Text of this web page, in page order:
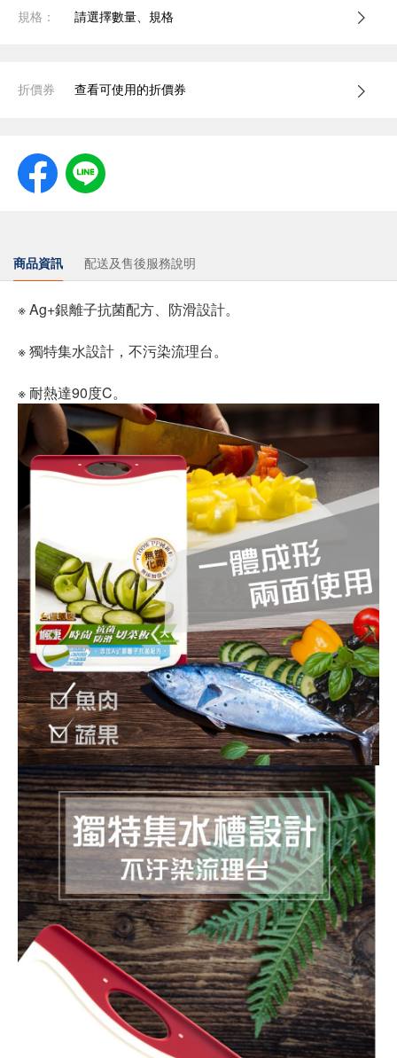
規格： 請選擇數量、規格
折價券 查看可使用的折價券
商品資訊 配送及售後服務說明
※ Ag+銀離子抗菌配方、防滑設計。
※ 獨特集水設計，不污染流理台。
※ 耐熱達90度C。